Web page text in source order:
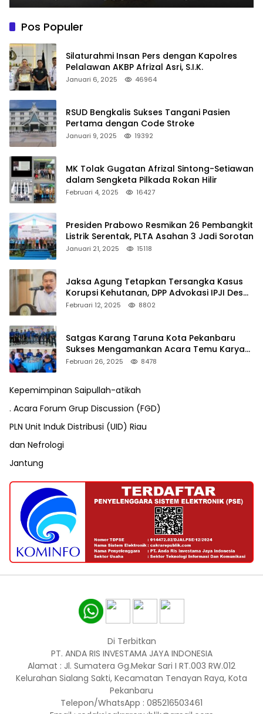
Pos Populer
Silaturahmi Insan Pers dengan Kapolres
Pelalawan AKBP Afrizal Asri, S.I.K.
Januari 6, 2025 46964
RSUD Bengkalis Sukses Tangani Pasien
Pertama dengan Code Stroke
Januari 9, 2025 19392
MK Tolak Gugatan Afrizal Sintong-Setiawan
dalam Sengketa Pilkada Rokan Hilir
Februari 4, 2025 16427
Presiden Prabowo Resmikan 26 Pembangkit
Listrik Serentak, PLTA Asahan 3 Jadi Sorotan
Januari 21, 2025 15118
Jaksa Agung Tetapkan Tersangka Kasus
Korupsi Kehutanan, DPP Advokasi IPJI Desak
Pengusutan Pajak RAPP
Februari 12, 2025 8802
Satgas Karang Taruna Kota Pekanbaru
Sukses Mengamankan Acara Temu Karya
VII Karang Taruna Pekanbaru
Februari 26, 2025 8478
Kepemimpinan Saipullah-atikah
. Acara Forum Grup Discussion (FGD)
PLN Unit Induk Distribusi (UID) Riau
dan Nefrologi
Jantung
Di Terbitkan
PT. ANDA RIS INVESTAMA JAYA INDONESIA
Alamat : Jl. Sumatera Gg.Mekar Sari I RT.003 RW.012
Kelurahan Sialang Sakti, Kecamatan Tenayan Raya, Kota
Pekanbaru
Telepon/WhatsApp : 085216503461